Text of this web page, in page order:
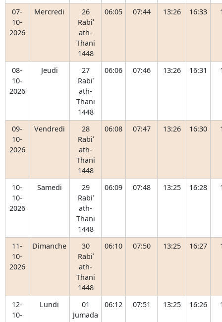
07-
10-
2026
Mercredi
26
Rabiʿ
ath-
Thani
1448
06:05 07:44 13:26 16:33
08-
10-
2026
Jeudi
27
Rabiʿ
ath-
Thani
1448
06:06 07:46 13:26 16:31
09-
10-
2026
Vendredi
28
Rabiʿ
ath-
Thani
1448
06:08 07:47 13:26 16:30
10-
10-
2026
Samedi
29
Rabiʿ
ath-
Thani
1448
06:09 07:48 13:25 16:28
11-
10-
2026
Dimanche
30
Rabiʿ
ath-
Thani
1448
06:10 07:50 13:25 16:27
12-
10-
Lundi
01
Jumada
06:12 07:51 13:25 16:26